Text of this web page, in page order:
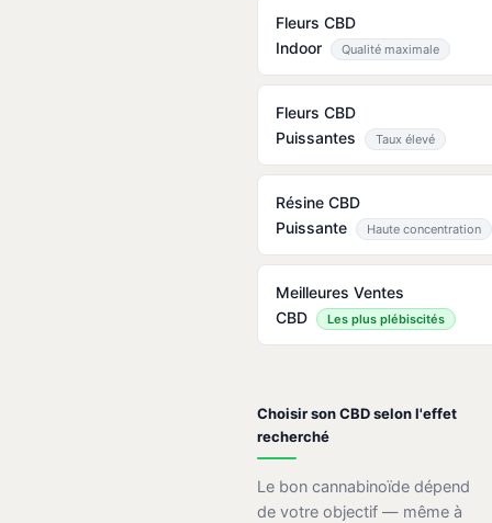
Fleurs CBD
Indoor
Qualité maximale
Fleurs CBD
Puissantes
Taux élevé
Résine CBD
Puissante
Haute concentration
Meilleures Ventes
CBD
Les plus plébiscités
Choisir son CBD selon l'effet
recherché
Le bon cannabinoïde dépend
de votre objectif — même à